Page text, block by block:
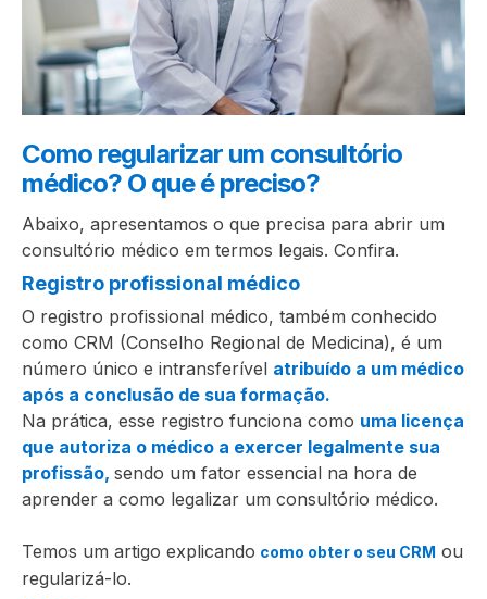
Como regularizar um consultório
médico? O que é preciso?
Abaixo, apresentamos o que precisa para abrir um
consultório médico em termos legais. Confira.
Registro profissional médico
O registro profissional médico, também conhecido
como CRM (Conselho Regional de Medicina), é um
número único e intransferível atribuído a um médico
após a conclusão de sua formação.
Na prática, esse registro funciona como uma licença
que autoriza o médico a exercer legalmente sua
profissão, sendo um fator essencial na hora de
aprender a como legalizar um consultório médico.
Temos um artigo explicando como obter o seu CRM ou
regularizá-lo.